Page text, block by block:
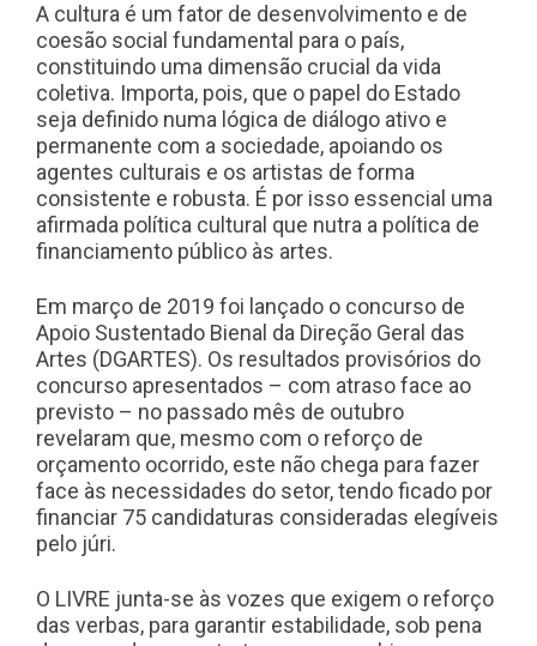
A cultura é um fator de desenvolvimento e de
coesão social fundamental para o país,
constituindo uma dimensão crucial da vida
coletiva. Importa, pois, que o papel do Estado
seja definido numa lógica de diálogo ativo e
permanente com a sociedade, apoiando os
agentes culturais e os artistas de forma
consistente e robusta. É por isso essencial uma
afirmada política cultural que nutra a política de
financiamento público às artes.
Em março de 2019 foi lançado o concurso de
Apoio Sustentado Bienal da Direção Geral das
Artes (DGARTES). Os resultados provisórios do
concurso apresentados – com atraso face ao
previsto – no passado mês de outubro
revelaram que, mesmo com o reforço de
orçamento ocorrido, este não chega para fazer
face às necessidades do setor, tendo ficado por
financiar 75 candidaturas consideradas elegíveis
pelo júri.
O LIVRE junta-se às vozes que exigem o reforço
das verbas, para garantir estabilidade, sob pena